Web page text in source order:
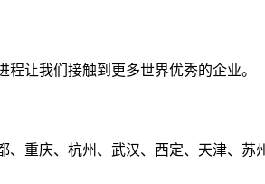
让我们接触到更多世界优秀的企业。
、重庆、杭州、武汉、西定、天津、